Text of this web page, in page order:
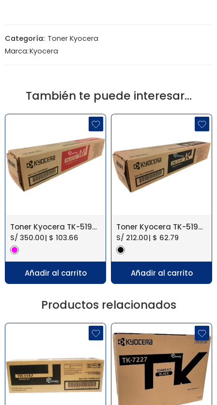
Categoría: Toner Kyocera
Marca:Kyocera
También te puede interesar…
Toner Kyocera TK-5197M Magenta Taskalfa 306Ci
S/ 350.00| $ 103.66
Añadir al carrito
Toner Kyocera TK-5197K Negro Taskalfa 306Ci
S/ 212.00| $ 62.79
Añadir al carrito
Productos relacionados